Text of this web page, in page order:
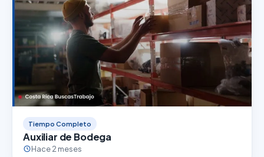
Tiempo Completo
Auxiliar de Bodega
Hace 2 meses